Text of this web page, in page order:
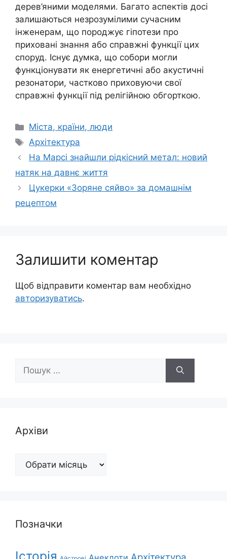
дерев’яними моделями. Багато аспектів досі
залишаються незрозумілими сучасним
інженерам, що породжує гіпотези про
приховані знання або справжні функції цих
споруд. Існує думка, що собори могли
функціонувати як енергетичні або акустичні
резонатори, частково приховуючи свої
справжні функції під релігійною обгорткою.
Категорії
Міста, країни, люди
Позначки
Архітектура
На Марсі знайшли рідкісний метал: новий
натяк на давнє життя
Цукерки «Зоряне сяйво» за домашнім
рецептом
Залишити коментар
Щоб відправити коментар вам необхідно
авторизуватись.
Архіви
Архіви
Позначки
Історія